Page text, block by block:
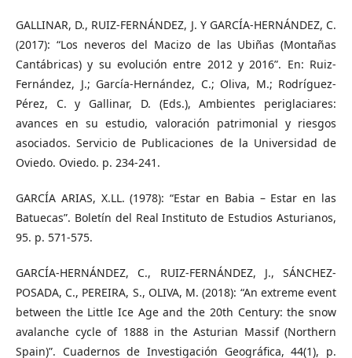
GALLINAR, D., RUIZ-FERNÁNDEZ, J. Y GARCÍA-HERNÁNDEZ, C.
(2017): “Los neveros del Macizo de las Ubiñas (Montañas
Cantábricas) y su evolución entre 2012 y 2016”. En: Ruiz-
Fernández, J.; García-Hernández, C.; Oliva, M.; Rodríguez-
Pérez, C. y Gallinar, D. (Eds.), Ambientes periglaciares:
avances en su estudio, valoración patrimonial y riesgos
asociados. Servicio de Publicaciones de la Universidad de
Oviedo. Oviedo. p. 234-241.
GARCÍA ARIAS, X.LL. (1978): “Estar en Babia – Estar en las
Batuecas”. Boletín del Real Instituto de Estudios Asturianos,
95. p. 571-575.
GARCÍA-HERNÁNDEZ, C., RUIZ-FERNÁNDEZ, J., SÁNCHEZ-
POSADA, C., PEREIRA, S., OLIVA, M. (2018): “An extreme event
between the Little Ice Age and the 20th Century: the snow
avalanche cycle of 1888 in the Asturian Massif (Northern
Spain)”. Cuadernos de Investigación Geográfica, 44(1), p.